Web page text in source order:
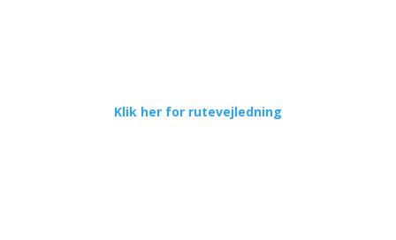
Klik her for rutevejledning